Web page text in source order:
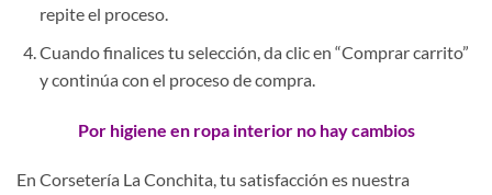
repite el proceso.
Cuando finalices tu selección, da clic en “Comprar carrito”
y continúa con el proceso de compra.
Por higiene en ropa interior no hay cambios
En Corsetería La Conchita, tu satisfacción es nuestra